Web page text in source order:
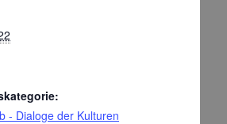
- Dialoge der Kulturen